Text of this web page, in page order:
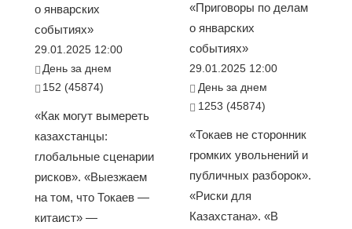
о январских
событиях»
29.01.2025 12:00
День за днем
152 (45874)
«Как могут вымереть
казахстанцы:
глобальные сценарии
рисков». «Выезжаем
на том, что Токаев —
китаист» —
«Приговоры по делам
о январских
событиях»
29.01.2025 12:00
День за днем
1253 (45874)
«Токаев не сторонник
громких увольнений и
публичных разборок».
«Риски для
Казахстана». «В